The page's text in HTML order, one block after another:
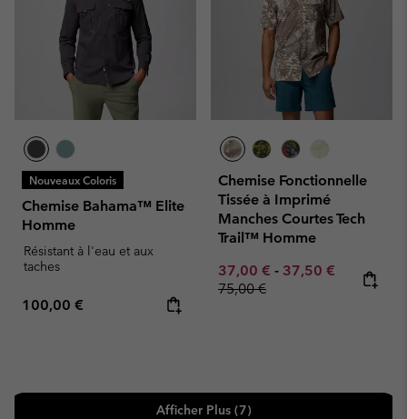
Nouveaux Coloris
Chemise Bahama™ Elite
Homme
Résistant à l'eau et aux
taches
Regular price:
100,00 €
Chemise Fonctionnelle
Tissée à Imprimé
Manches Courtes Tech
Trail™ Homme
Minimum sale price:
37,00 € - Maximum sale
37,50 € Regular
75,00 €
Afficher Plus (7)